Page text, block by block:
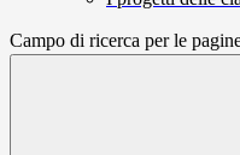
Campo di ricerca per le